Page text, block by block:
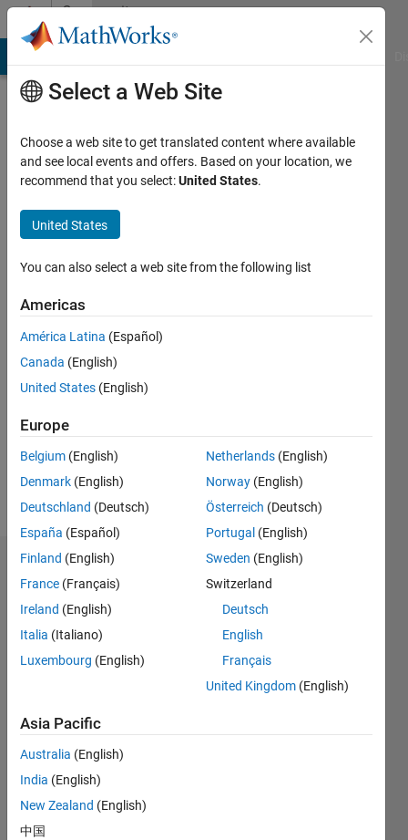
Skip to contentCommunity
Profile
Last
years
Active
2019
Followers:
Following:
Follow
Dashboard
Statistics
M…
CONTRIBUTIONS 10
4
6
8
10
Select a Web Site
Choose a web site to get translated content where available
and see local events and offers. Based on your location, we
recommend that you select:United States.
United States
You can also select a web site from the following list
Americas
América Latina (Español)
Canada (English)
United States (English)
Europe
Belgium (English)
Denmark (English)
Deutschland (Deutsch)
España (Español)
Finland (English)
France (Français)
Ireland (English)
Italia (Italiano)
Luxembourg (English)
Netherlands (English)
Norway (English)
Österreich (Deutsch)
Portugal (English)
Sweden (English)
Switzerland
Deutsch
English
Français
United Kingdom (English)
Asia Pacific
Australia (English)
India (English)
New Zealand (English)
中国